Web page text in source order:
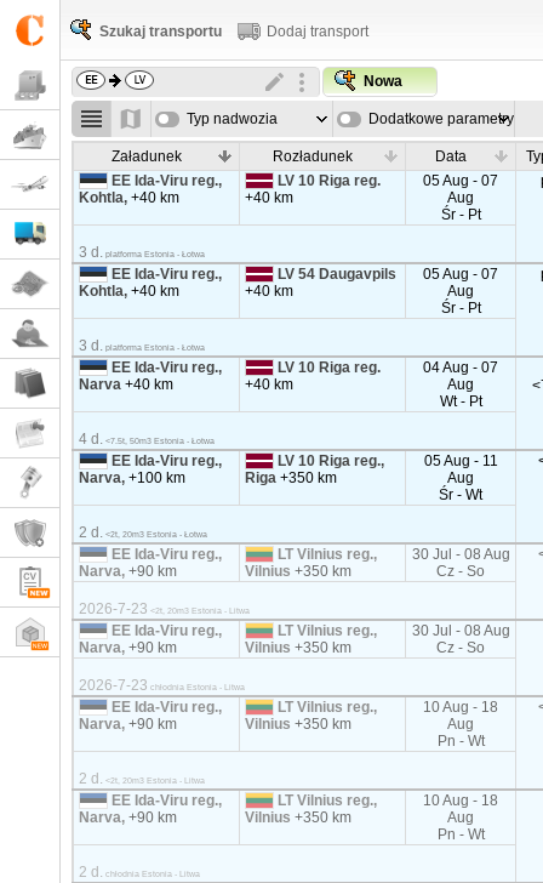
Szukaj transportu Dodaj transport
Nowa
Typ nadwozia Dodatkowe parametry
Załadunek Rozładunek Data
EE Ida-Viru reg.,
Kohtla,+40 km
LV 10 Riga reg.
+40 km
05 Aug - 07
Aug
Śr - Pt
3 d. platforma Estonia - Łotwa
EE Ida-Viru reg.,
Kohtla,+40 km
LV 54 Daugavpils
+40 km
05 Aug - 07
Aug
Śr - Pt
3 d. platforma Estonia - Łotwa
EE Ida-Viru reg.,
Narva+40 km
LV 10 Riga reg.
+40 km
04 Aug - 07
Aug
Wt - Pt
4 d. <7.5t, 50m3 Estonia - Łotwa
EE Ida-Viru reg.,
Narva,+100 km
LV 10 Riga reg.,
Riga+350 km
05 Aug - 11
Aug
Śr - Wt
2 d. <2t, 20m3 Estonia - Łotwa
EE Ida-Viru reg.,
Narva,+90 km
LT Vilnius reg.,
Vilnius+350 km
30 Jul - 08 Aug
Cz - So
2026-7-23 <2t, 20m3 Estonia - Litwa
EE Ida-Viru reg.,
Narva,+90 km
LT Vilnius reg.,
Vilnius+350 km
30 Jul - 08 Aug
Cz - So
2026-7-23 chłodnia Estonia - Litwa
EE Ida-Viru reg.,
Narva,+90 km
LT Vilnius reg.,
Vilnius+350 km
10 Aug - 18
Aug
Pn - Wt
2 d. <2t, 20m3 Estonia - Litwa
EE Ida-Viru reg.,
Narva,+90 km
LT Vilnius reg.,
Vilnius+350 km
10 Aug - 18
Aug
Pn - Wt
2 d. chłodnia Estonia - Litwa